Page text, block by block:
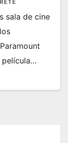
sala de cine
película…